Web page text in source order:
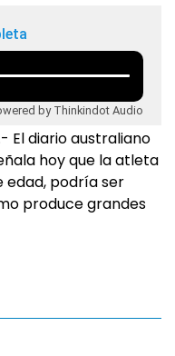
by Thinkindot Audio
El diario australiano
hoy que la atleta
edad, podría ser
produce grandes